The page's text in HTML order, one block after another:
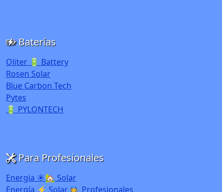
Baterías
Oliter 🔋 Battery
Rosen Solar
Blue Carbon Tech
Pytes
🔋 PYLONTECH
Para Profesionales
Energia ☀️🏡 Solar
Energía ⚡ Solar 🧑‍🔧 Profesionales